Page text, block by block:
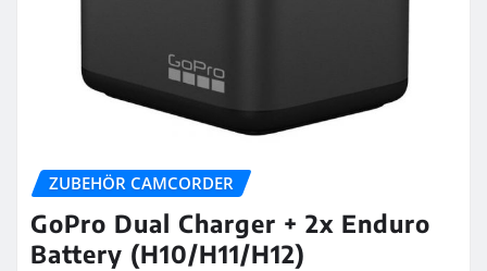
ZUBEHÖR CAMCORDER
GoPro Dual Charger + 2x Enduro
Battery (H10/H11/H12)